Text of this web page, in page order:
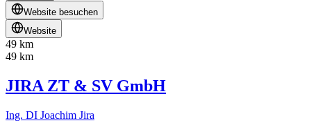
Website besuchen
Website
49 km
49 km
JIRA ZT & SV GmbH
Ing. DI Joachim Jira